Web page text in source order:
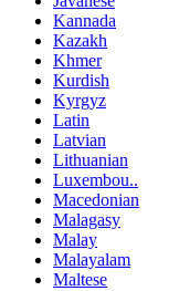
Kannada
Kazakh
Khmer
Kurdish
Kyrgyz
Latin
Latvian
Lithuanian
Luxembou..
Macedonian
Malagasy
Malay
Malayalam
Maltese